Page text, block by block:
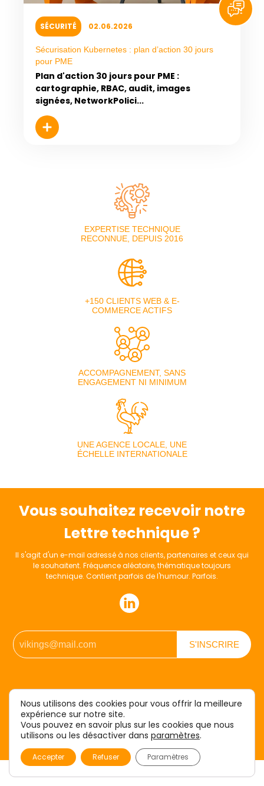
SÉCURITÉ 02.06.2026
Sécurisation Kubernetes : plan d’action 30 jours
pour PME
Plan d'action 30 jours pour PME :
cartographie, RBAC, audit, images
signées, NetworkPolici...
EXPERTISE TECHNIQUE
RECONNUE, DEPUIS 2016
+150 CLIENTS WEB & E-
COMMERCE ACTIFS
ACCOMPAGNEMENT, SANS
ENGAGEMENT NI MINIMUM
UNE AGENCE LOCALE, UNE
ÉCHELLE INTERNATIONALE
Vous souhaitez recevoir notre
Lettre technique ?
Il s'agit d'un e-mail adressé à nos clients, partenaires et ceux qui
le souhaitent. Fréquence aléatoire, thématique toujours
technique. Contient parfois de l'humour. Parfois.
Nous sommes développeurs
Création web & e-commerce
Nous utilisons des cookies pour vous offrir la meilleure
expérience sur notre site.
Vous pouvez en savoir plus sur les cookies que nous
utilisons ou les désactiver dans paramètres.
Accepter Refuser Paramètres